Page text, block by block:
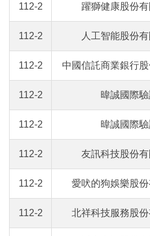
112-2 躍獅健康股份有
112-2 人工智能股份有
112-2 中國信託商業銀行
112-2 暐誠國際
112-2 暐誠國際
112-2 友訊科技股份有
112-2 愛吠的狗娛樂股份
112-2 北祥科技服務股份